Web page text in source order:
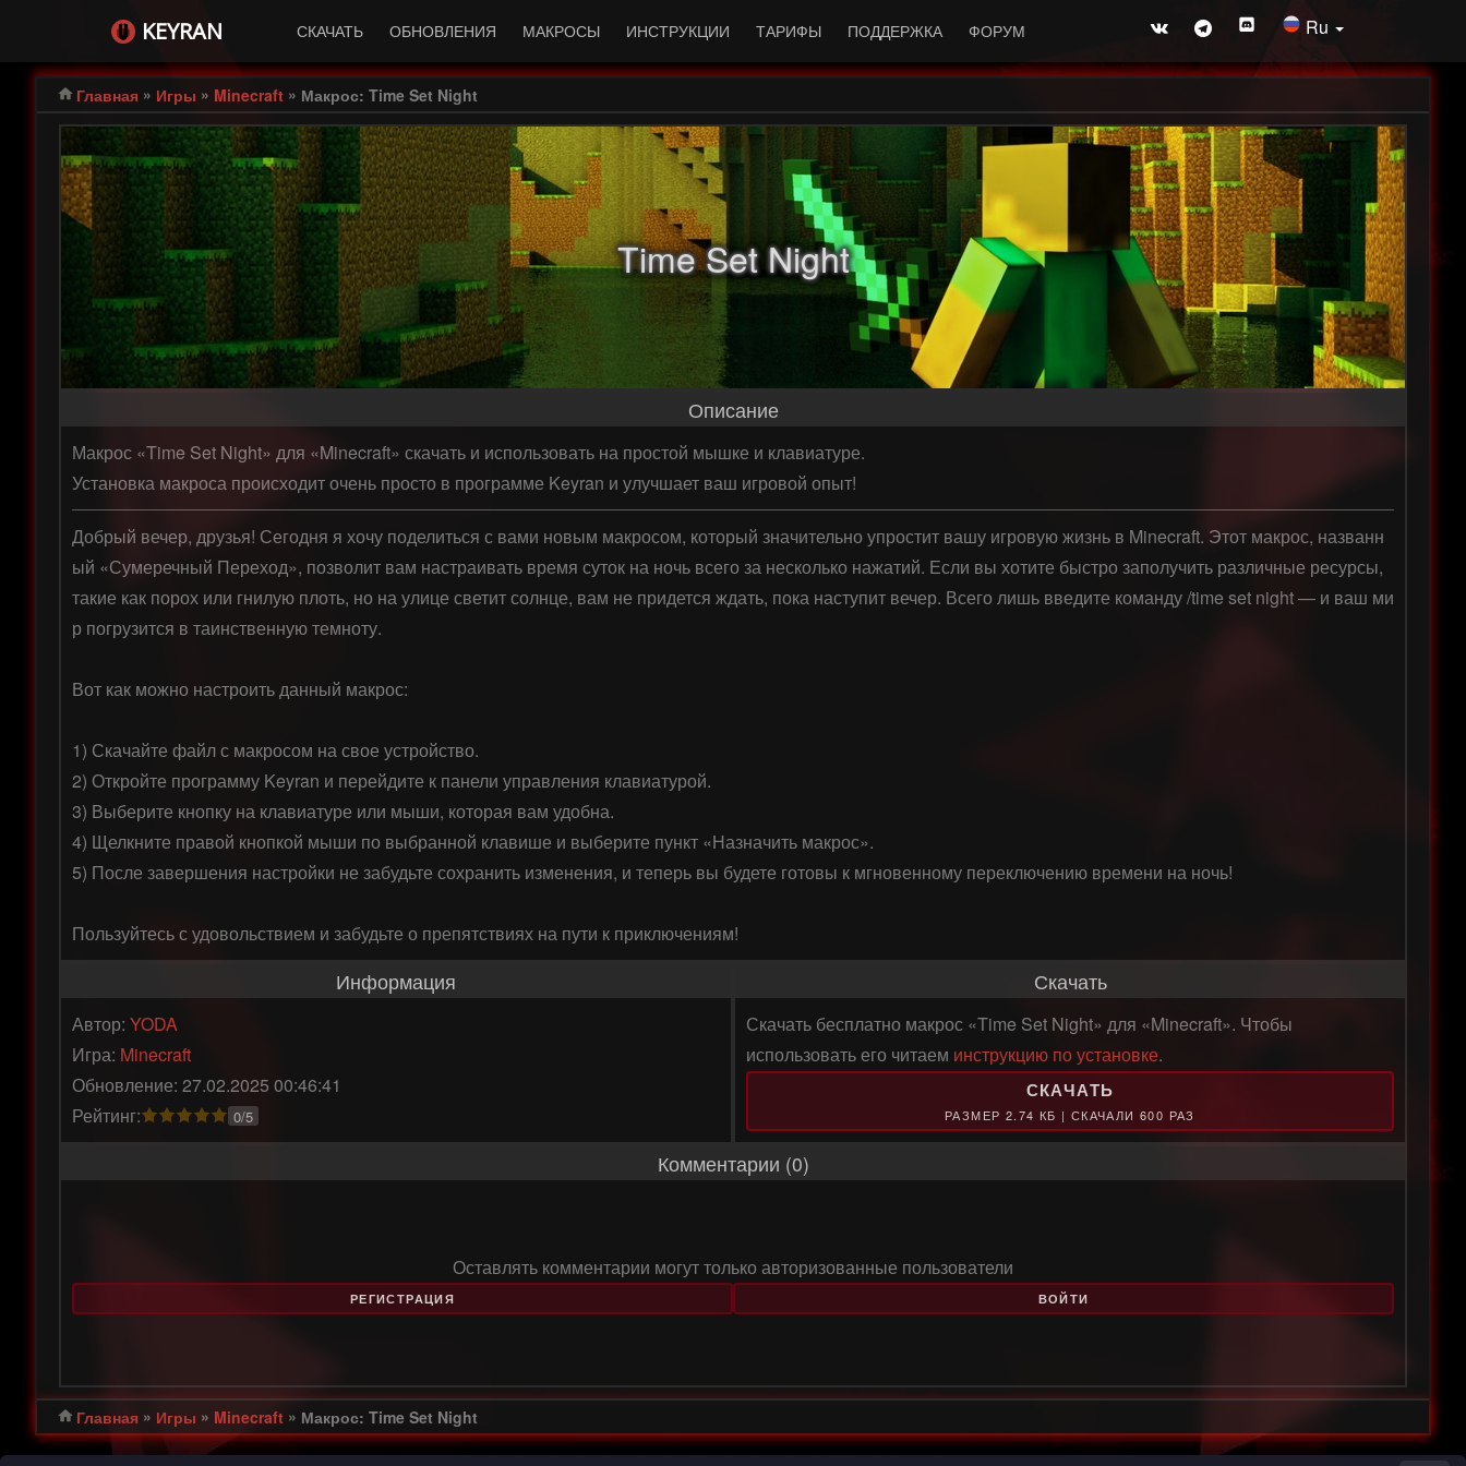
KEYRAN СКАЧАТЬ ОБНОВЛЕНИЯ МАКРОСЫ ИНСТРУКЦИИ ТАРИФЫ ПОДДЕРЖКА ФОРУМ Ru
Главная » Игры » Minecraft » Макрос: Time Set Night
Time Set Night
Описание
Макрос «Time Set Night» для «Minecraft» скачать и использовать на простой мышке и клавиатуре.
Установка макроса происходит очень просто в программе Keyran и улучшает ваш игровой опыт!
Добрый вечер, друзья! Сегодня я хочу поделиться с вами новым макросом, который значительно упростит вашу игровую жизнь в Minecraft. Этот макрос, названн
ый «Сумеречный Переход», позволит вам настраивать время суток на ночь всего за несколько нажатий. Если вы хотите быстро заполучить различные ресурсы,
такие как порох или гнилую плоть, но на улице светит солнце, вам не придется ждать, пока наступит вечер. Всего лишь введите команду /time set night — и ваш ми
р погрузится в таинственную темноту.
Вот как можно настроить данный макрос:
1) Скачайте файл с макросом на свое устройство.
2) Откройте программу Keyran и перейдите к панели управления клавиатурой.
3) Выберите кнопку на клавиатуре или мыши, которая вам удобна.
4) Щелкните правой кнопкой мыши по выбранной клавише и выберите пункт «Назначить макрос».
5) После завершения настройки не забудьте сохранить изменения, и теперь вы будете готовы к мгновенному переключению времени на ночь!
Пользуйтесь с удовольствием и забудьте о препятствиях на пути к приключениям!
Информация
Автор: YODA
Игра: Minecraft
Обновление: 27.02.2025 00:46:41
Рейтинг:
0/5
Скачать
Скачать бесплатно макрос «Time Set Night» для «Minecraft». Чтобы
использовать его читаем инструкцию по установке.
СКАЧАТЬ
РАЗМЕР 2.74 КБ | СКАЧАЛИ 600 РАЗ
Комментарии (0)
Оставлять комментарии могут только авторизованные пользователи
РЕГИСТРАЦИЯ ВОЙТИ
Главная » Игры » Minecraft » Макрос: Time Set Night